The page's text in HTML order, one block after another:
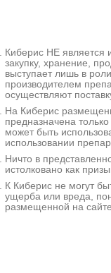
МЕДСИ на
Москва, ул.
стр. 8
Киберис НЕ является
закупку, хранение,
выступает лишь в
производителем
осуществляют
На Киберис
предназначена
может быть
использовании
Ничто в
истолковано как
К Киберис не могут
ущерба или вреда,
размещенной на